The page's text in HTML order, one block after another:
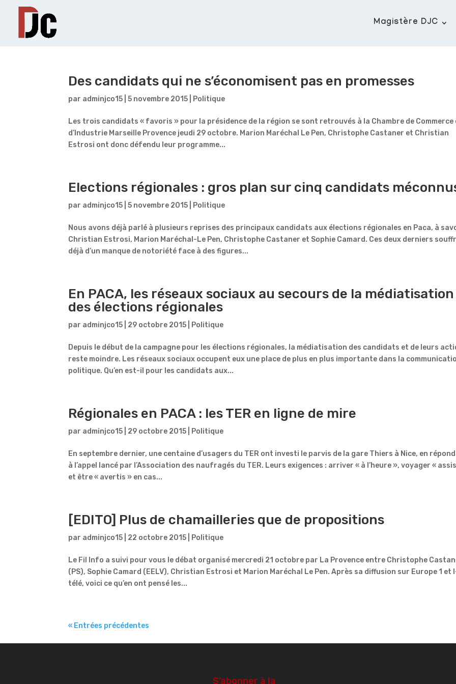
Magistère DJC
Des candidats qui ne s’économisent pas en promesses
par adminjco15 |5 novembre 2015 Politique
Les trois candidats « favoris » pour la présidence de la région se sont retrouvés à la Chambre de Commerce
d’Industrie Marseille Provence jeudi 29 octobre. Marion Maréchal Le Pen, Christophe Castaner et Christian
Estrosi ont donc défendu leur programme...
Elections régionales : gros plan sur cinq candidats
par adminjco15 |5 novembre 2015 Politique
Nous avons déjà parlé à plusieurs reprises des principaux candidats aux élections régionales en Paca, à
Christian Estrosi, Marion Maréchal-Le Pen, Christophe Castaner et Sophie Camard. Ces deux derniers
déjà d’un manque de notoriété face à des figures...
En PACA, les réseaux sociaux au secours de la médiatisation
des élections régionales
par adminjco15 29 octobre 2015 Politique
Depuis le début de la campagne pour les élections régionales, la médiatisation des candidats et de leurs
reste moindre. Les réseaux sociaux occupent eux une place de plus en plus importante dans la
politique. Qu’en est-il pour les candidats aux...
Régionales en PACA : les TER en ligne de mire
par adminjco15 29 octobre 2015 Politique
En septembre dernier, une centaine d’usagers du TER ont investi le parvis de la gare Thiers à Nice, en
à l’appel lancé par l’Association des naufragés du TER. Leurs exigences : arriver « à l’heure », voyager «
et être « avertis » en cas...
[EDITO] Plus de chamailleries que de propositions
par adminjco15 22 octobre 2015 Politique
Le Fil Info a suivi pour vous le débat organisé mercredi 21 octobre par La Provence entre Christophe
(PS), Sophie Camard (EELV), Christian Estrosi et Marion Maréchal Le Pen. Après sa diffusion sur Europe 1 et
télé, voici ce qu’en ont pensé les...
« Entrées précédentes
S’abonner à la